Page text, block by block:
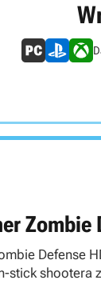
Zombie
Defense
stick shootera